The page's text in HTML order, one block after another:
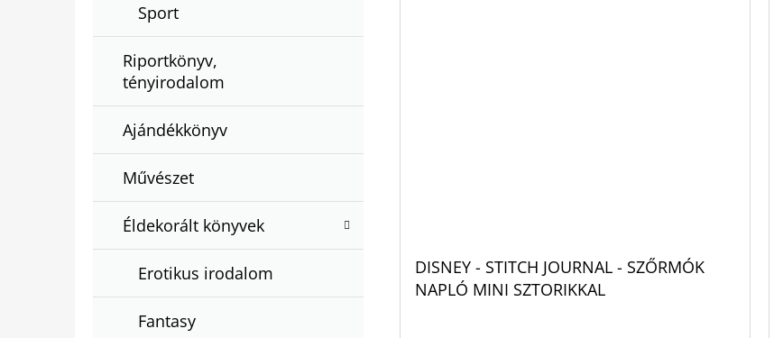
Sport
Riportkönyv,
tényirodalom
Ajándékkönyv
Művészet
Éldekorált könyvek
Erotikus irodalom
Fantasy
DISNEY - STITCH JOURNAL - SZŐRMÓK
NAPLÓ MINI SZTORIKKAL